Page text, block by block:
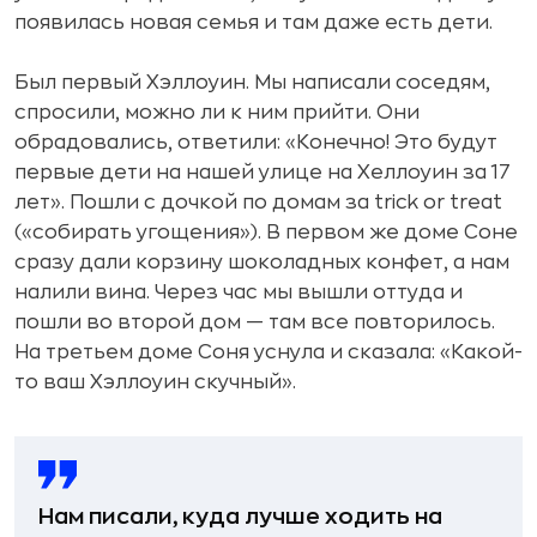
появилась новая семья и там даже есть дети.
Был первый Хэллоуин. Мы написали соседям,
спросили, можно ли к ним прийти. Они
обрадовались, ответили: «Конечно! Это будут
первые дети на нашей улице на Хеллоуин за 17
лет». Пошли с дочкой по домам за trick or treat
(«собирать угощения»). В первом же доме Соне
сразу дали корзину шоколадных конфет, а нам
налили вина. Через час мы вышли оттуда и
пошли во второй дом — там все повторилось.
На третьем доме Соня уснула и сказала: «Какой-
то ваш Хэллоуин скучный».
Нам писали, куда лучше ходить на